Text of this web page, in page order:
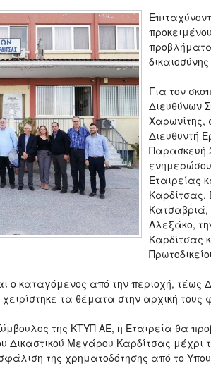
Για τον
Διευθύνων
Χαρωνίτης,
Διευθυντή
Παρασκευή
Εταιρείας
Αλεξάκο,
Καρδίτσας
ο καταγόμενος από την περιοχή, τέως
τα θέματα στην αρχική τους
της ΚΤΥΠ ΑΕ, η Εταιρεία θα
Δικαστικού Μεγάρου Καρδίτσας
της χρηματοδότησης από το